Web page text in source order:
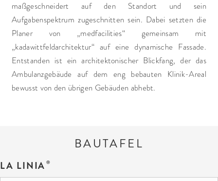
maßgeschneidert auf den Standort und sein
Aufgabenspektrum zugeschnitten sein. Dabei setzten die
Planer von „medfacilities“ gemeinsam mit
„kadawittfeldarchitektur“ auf eine dynamische Fassade.
Entstanden ist ein architektonischer Blickfang, der das
Ambulanzgebäude auf dem eng bebauten Klinik-Areal
bewusst von den übrigen Gebäuden abhebt.
BAUTAFEL
LA LINIA